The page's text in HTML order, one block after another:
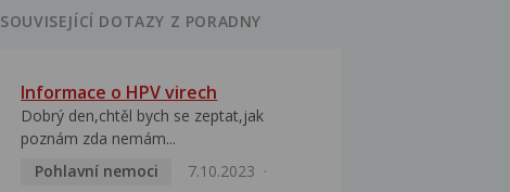
SOUVISEJÍCÍ DOTAZY Z PORADNY
Informace o HPV virech
Dobrý den,chtěl bych se zeptat,jak
poznám zda nemám...
Pohlavní nemoci
7.10.2023